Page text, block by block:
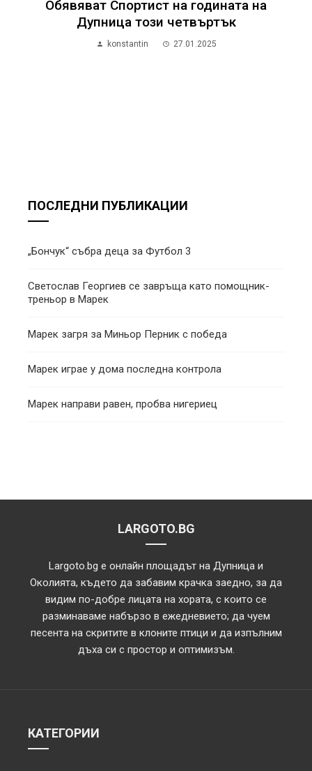
Обявяват Спортист на годината на
Дупница този четвъртък
konstantin 27.01.2025
ПОСЛЕДНИ ПУБЛИКАЦИИ
„Бончук“ събра деца за Футбол 3
Светослав Георгиев се завръща като помощник-
треньор в Марек
Марек загря за Миньор Перник с победа
Марек играе у дома последна контрола
Марек направи равен, пробва нигериец
LARGOTO.BG
Largoto.bg е онлайн площадът на Дупница и
Околията, където да забавим крачка заедно, за да
видим по-добре лицата на хората, с които се
разминаваме набързо в ежедневието; да чуем
песента на скритите в клоните птици и да изпълним
дъха си с простор и оптимизъм.
КАТЕГОРИИ